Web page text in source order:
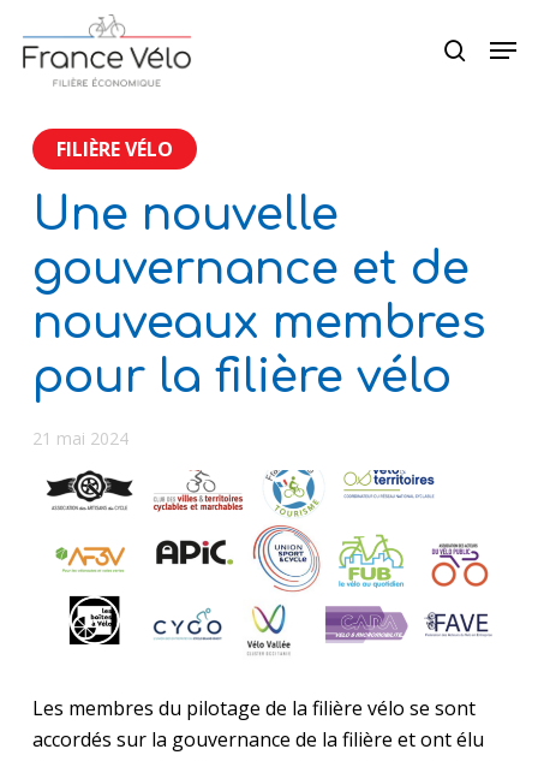
main
search
FILIÈRE VÉLO
Une nouvelle
gouvernance et de
nouveaux membres
pour la filière vélo
21 mai 2024
Les membres du pilotage de la filière vélo se sont
accordés sur la gouvernance de la filière et ont élu